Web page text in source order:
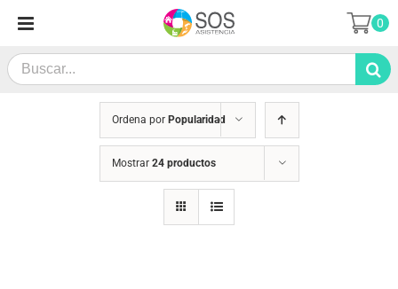
contenido
Search
for:
0
Ordena por Popularidad
Mostrar 24 productos